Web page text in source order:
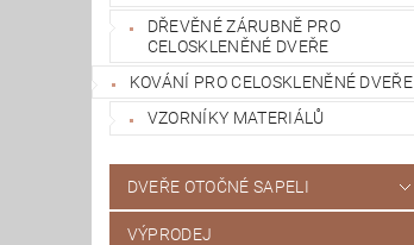
DŘEVĚNÉ ZÁRUBNĚ PRO
CELOSKLENĚNÉ DVEŘE
KOVÁNÍ PRO CELOSKLENĚNÉ DVEŘE
VZORNÍKY MATERIÁLŮ
DVEŘE OTOČNÉ SAPELI
VÝPRODEJ